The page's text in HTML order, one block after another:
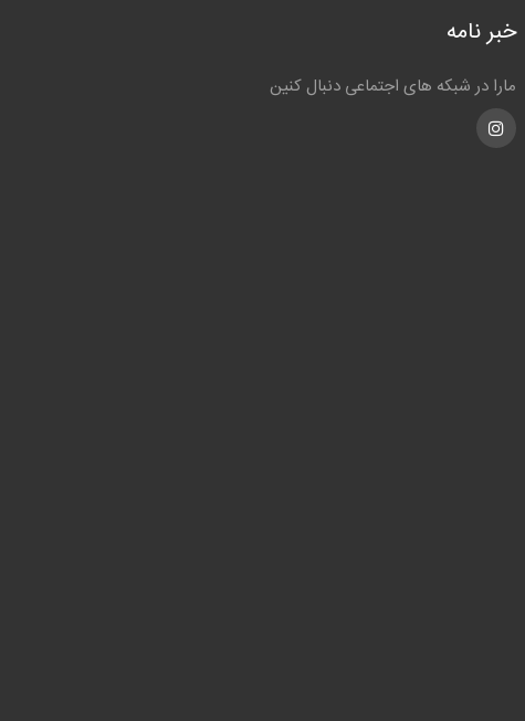
خبر نامه
مارا در شبکه های اجتماعی دنبال کنین
Instagram